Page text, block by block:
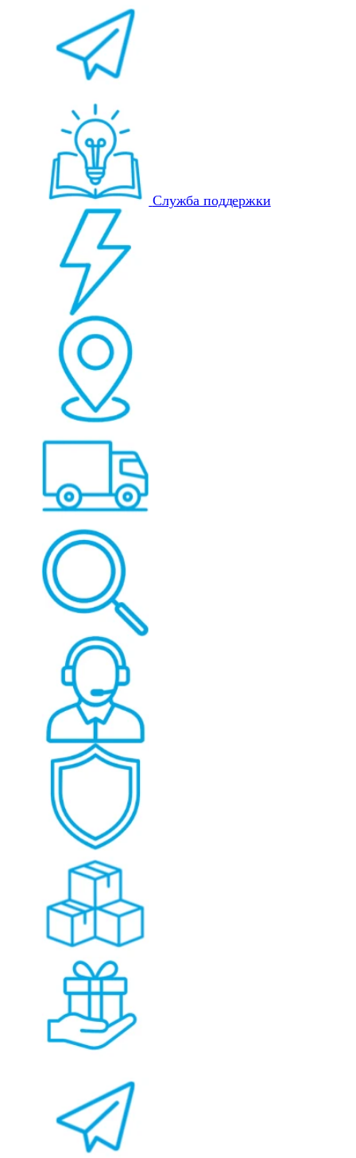
Служба поддержки